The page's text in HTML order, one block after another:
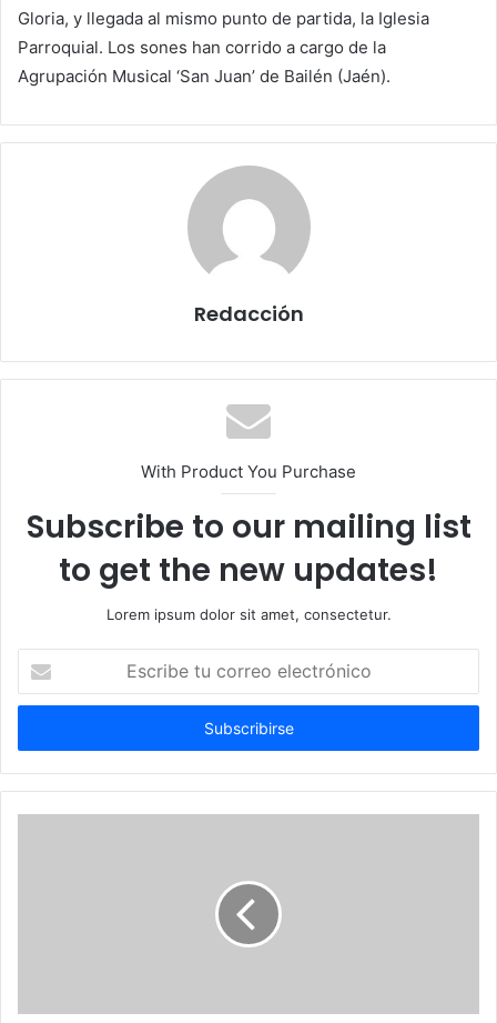
Gloria, y llegada al mismo punto de partida, la Iglesia
Parroquial. Los sones han corrido a cargo de la
Agrupación Musical ‘San Juan’ de Bailén (Jaén).
Redacción
With Product You Purchase
Subscribe to our mailing list
to get the new updates!
Lorem ipsum dolor sit amet, consectetur.
correo